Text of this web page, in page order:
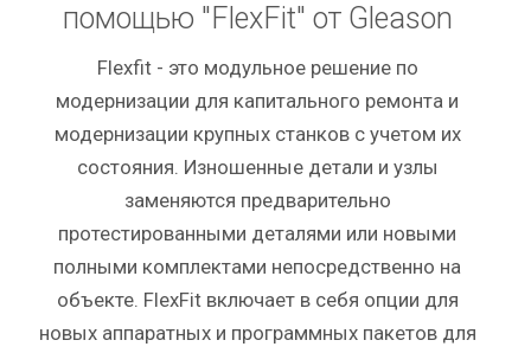
помощью "FlexFit" от Gleason
Flexfit - это модульное решение по
модернизации для капитального ремонта и
модернизации крупных станков с учетом их
состояния. Изношенные детали и узлы
заменяются предварительно
протестированными деталями или новыми
полными комплектами непосредственно на
объекте. FlexFit включает в себя опции для
новых аппаратных и программных пакетов для